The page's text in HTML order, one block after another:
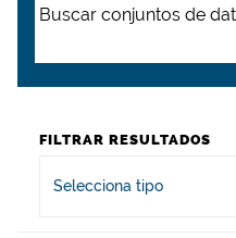
FILTRAR RESULTADOS
Selecciona tipo